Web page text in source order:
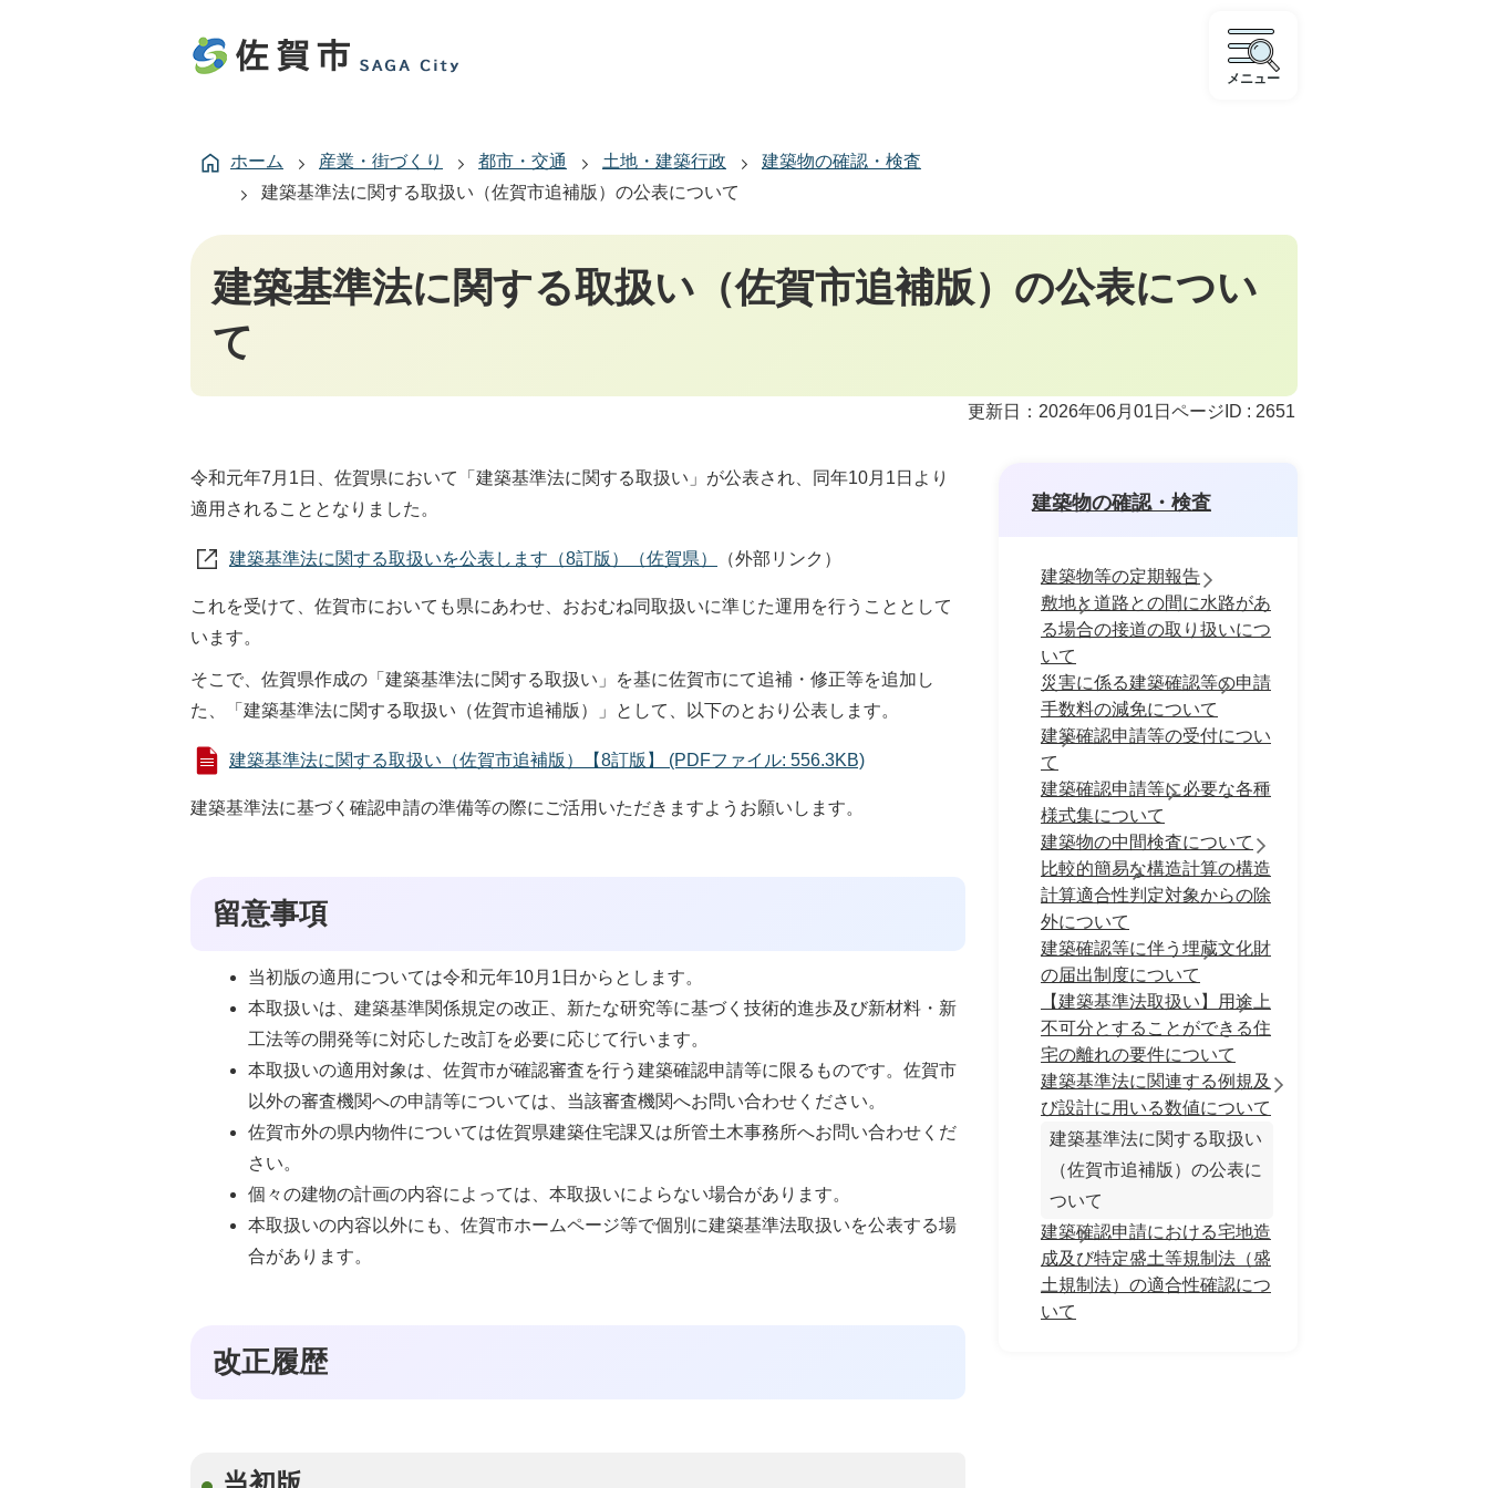
メニュー
ホーム 産業・街づくり 都市・交通 土地・建築行政
建築物の確認・検査
建築基準法に関する取扱い（佐賀市追補版）の公表について
建築基準法に関する取扱い（佐賀市追補版）の公表につい
て
更新日：2026年06月01日 ページID : 2651
令和元年7月1日、佐賀県において「建築基準法に関する取扱い」が公表され、同年10月1日より
適用されることとなりました。
建築基準法に関する取扱いを公表します（8訂版）（佐賀県） （外部リンク）
これを受けて、佐賀市においても県にあわせ、おおむね同取扱いに準じた運用を行うこととして
います。
そこで、佐賀県作成の「建築基準法に関する取扱い」を基に佐賀市にて追補・修正等を追加し
た、「建築基準法に関する取扱い（佐賀市追補版）」として、以下のとおり公表します。
建築基準法に関する取扱い（佐賀市追補版）【8訂版】 (PDFファイル: 556.3KB)
建築基準法に基づく確認申請の準備等の際にご活用いただきますようお願いします。
留意事項
当初版の適用については令和元年10月1日からとします。
本取扱いは、建築基準関係規定の改正、新たな研究等に基づく技術的進歩及び新材料・新
⼯法等の開発等に対応した改訂を必要に応じて⾏います。
本取扱いの適⽤対象は、佐賀市が確認審査を⾏う建築確認申請等に限るものです。佐賀市
以外の審査機関への申請等については、当該審査機関へお問い合わせください。
佐賀市外の県内物件については佐賀県建築住宅課⼜は所管⼟⽊事務所へお問い合わせくだ
さい。
個々の建物の計画の内容によっては、本取扱いによらない場合があります。
本取扱いの内容以外にも、佐賀市ホームページ等で個別に建築基準法取扱いを公表する場
合があります。
改正履歴
建築物の確認・検査
建築物等の定期報告
敷地と道路との間に水路があ
る場合の接道の取り扱いにつ
いて
災害に係る建築確認等の申請
手数料の減免について
建築確認申請等の受付につい
て
建築確認申請等に必要な各種
様式集について
建築物の中間検査について
比較的簡易な構造計算の構造
計算適合性判定対象からの除
外について
建築確認等に伴う埋蔵文化財
の届出制度について
【建築基準法取扱い】用途上
不可分とすることができる住
宅の離れの要件について
建築基準法に関連する例規及
び設計に用いる数値について
建築基準法に関する取扱い
（佐賀市追補版）の公表に
ついて
建築確認申請における宅地造
成及び特定盛土等規制法（盛
土規制法）の適合性確認につ
いて